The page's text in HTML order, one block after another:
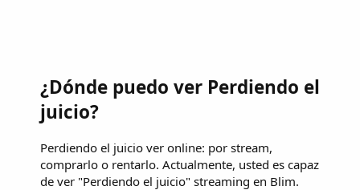
¿Dónde puedo ver Perdiendo el
juicio?
Perdiendo el juicio ver online: por stream,
comprarlo o rentarlo. Actualmente, usted es capaz
de ver "Perdiendo el juicio" streaming en Blim.